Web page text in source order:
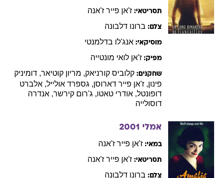
תסריטאי: ז'אן פייר ז'אנה
צלם: ברונו דלבונה
מוסיקאי: אנג'לו בדלמנטי
מפיק: ז'אן לואי מונטייה
שחקנים: קלוביס קורניאק, מריון קוטיאר, דומיניק
פינון, ז'אן פייר דארוסן, גספרד אולייל, אלברט
דופונטל, אודרי טאטו, ג'רום קירשר, אנדרה
דוסולייה
אמלי 2001
במאי: ז'אן פייר ז'אנה
תסריטאי: ז'אן פייר ז'אנה
צלם: ברונו דלבונה